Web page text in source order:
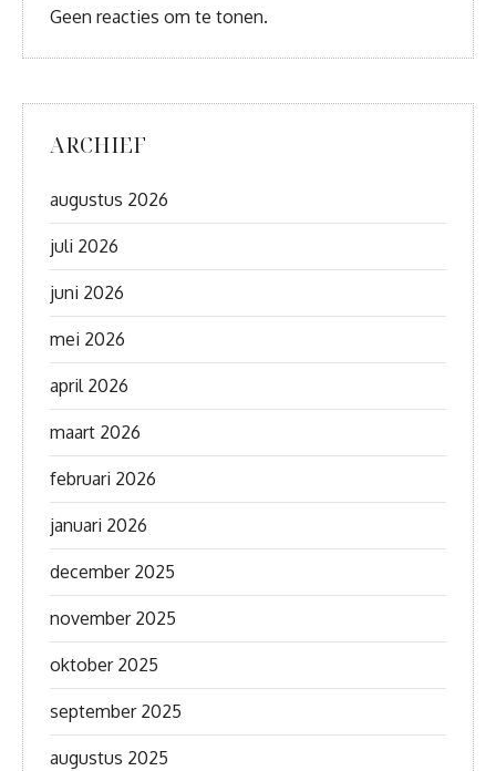
Geen reacties om te tonen.
ARCHIEF
augustus 2026
juli 2026
juni 2026
mei 2026
april 2026
maart 2026
februari 2026
januari 2026
december 2025
november 2025
oktober 2025
september 2025
augustus 2025